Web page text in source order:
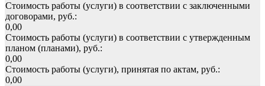
Стоимость работы (услуги) в соответствии с заключенными
договорами, руб.:
0,00
Стоимость работы (услуги) в соответствии с утвержденным
планом (планами), руб.:
0,00
Стоимость работы (услуги), принятая по актам, руб.:
0,00